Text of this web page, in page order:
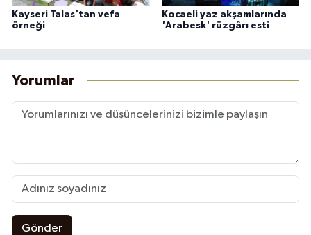
Kayseri Talas'tan vefa
örneği
Kocaeli yaz akşamlarında
'Arabesk' rüzgârı esti
Yorumlar
Gönder